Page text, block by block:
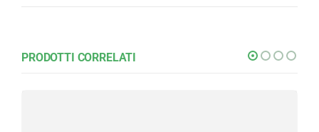
PRODOTTI CORRELATI